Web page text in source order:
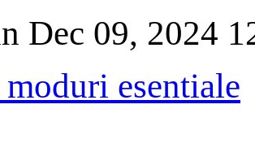
Dec 09, 2024
moduri esentiale